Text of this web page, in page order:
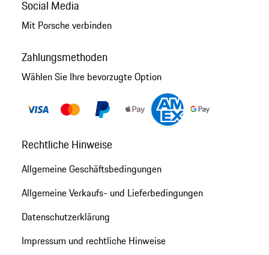
Social Media
Mit Porsche verbinden
Zahlungsmethoden
Wählen Sie Ihre bevorzugte Option
Rechtliche Hinweise
Allgemeine Geschäftsbedingungen
Allgemeine Verkaufs- und Lieferbedingungen
Datenschutzerklärung
Impressum und rechtliche Hinweise